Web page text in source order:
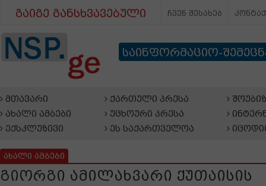
გაიგე განსხვავებული ჩვენ შესახებ
საინფორმაციო-
მთავარი
ახალი ამბები
ექსკლუზივი
ქართული პრესა
უცხოური პრესა
ეს საქართველოა
ახალი ამბები
გიორგი ამილახვარი ქუთაისის